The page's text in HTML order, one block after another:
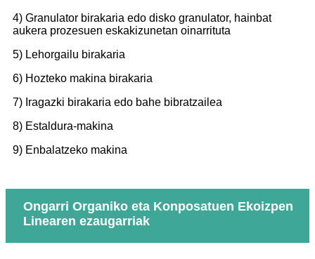
4) Granulator birakaria edo disko granulator, hainbat
aukera prozesuen eskakizunetan oinarrituta
5) Lehorgailu birakaria
6) Hozteko makina birakaria
7) Iragazki birakaria edo bahe bibratzailea
8) Estaldura-makina
9) Enbalatzeko makina
Ongarri Organiko eta Konposatuen Ekoizpen
Linearen ezaugarriak